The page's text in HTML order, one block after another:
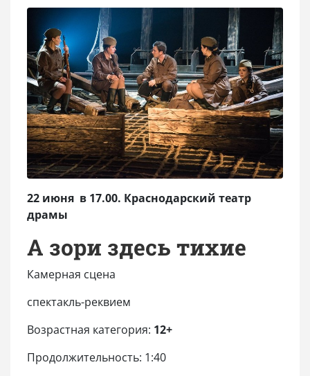
22 июня в 17.00. Краснодарский театр
драмы
А зори здесь тихие
Камерная сцена
спектакль-реквием
Возрастная категория: 12+
Продолжительность: 1:40